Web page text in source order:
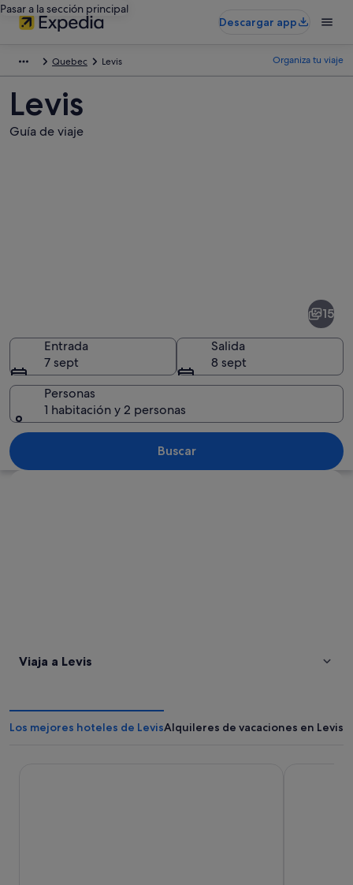
Pasar a la sección principal
Descargar app
Quebec Levis Organiza tu viaje
Levis
Guía de viaje
Un paisaje urbano nocturno con
15
Entrada
7 sept
Salida
8 sept
Personas
1 habitación y 2 personas
Buscar
Viaja a Levis
Los mejores hoteles de LevisAlquileres de vacaciones en Levis